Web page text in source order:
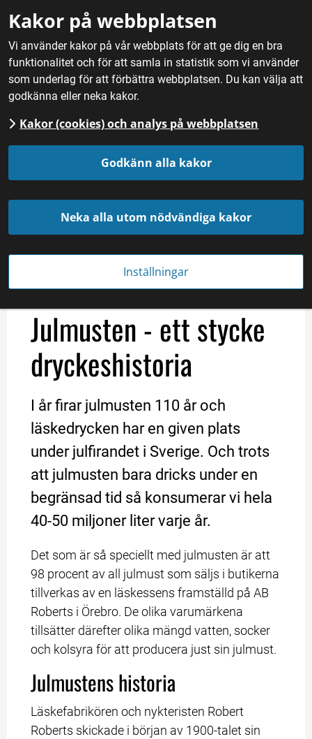
Kakor på webbplatsen
Vi använder kakor på vår webbplats för att ge dig en bra
funktionalitet och för att samla in statistik som vi använder
som underlag för att förbättra webbplatsen. Du kan välja att
godkänna eller neka kakor.
Kakor (cookies) och analys på webbplatsen
Godkänn alla kakor
Neka alla utom nödvändiga kakor
Inställningar
Hem / Nyheter
Julmust i glas. Mostphotos/Maria Groth red
NYHET Publicerades 21 december 2020
Julmusten - ett stycke
dryckeshistoria
I år firar julmusten 110 år och
läskedrycken har en given plats
under julfirandet i Sverige. Och trots
att julmusten bara dricks under en
begränsad tid så konsumerar vi hela
40-50 miljoner liter varje år.
Det som är så speciellt med julmusten är att
98 procent av all julmust som säljs i butikerna
tillverkas av en läskessens framställd på AB
Roberts i Örebro. De olika varumärkena
tillsätter därefter olika mängd vatten, socker
och kolsyra för att producera just sin julmust.
Julmustens historia
Läskefabrikören och nykteristen Robert
Roberts skickade i början av 1900-talet sin